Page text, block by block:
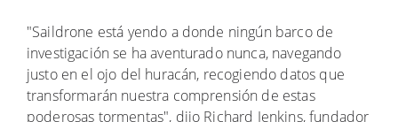
"Saildrone está yendo a donde ningún barco de
investigación se ha aventurado nunca, navegando
justo en el ojo del huracán, recogiendo datos que
transformarán nuestra comprensión de estas
poderosas tormentas", dijo Richard Jenkins, fundador